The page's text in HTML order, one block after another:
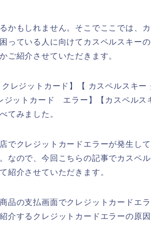
かもしれません。そこでここでは、
っている人に向けてカスペルスキー
ご紹介させていただきます。
レジットカード】【 カスペルスキー
ットカード エラー】【カスペルス
てみました。
でクレジットカードエラーが発生して
なので、今回こちらの記事でカスペ
紹介させていただきます。
品の支払画面でクレジットカードエ
介するクレジットカードエラーの原